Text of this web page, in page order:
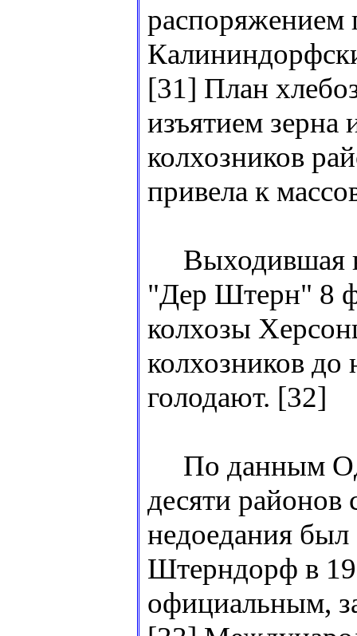
распоряжением
[31] План
изъятием зерна
колхозников
привела к
Выходившая в
"Дер Штерн" 8
колхозы
колхозников
голодают. [32]
По данным
десяти районов
недоедания
Штерндорф в
официальным,